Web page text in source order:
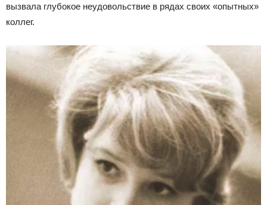
вызвала глубокое неудовольствие в рядах своих «опытных»
коллег.